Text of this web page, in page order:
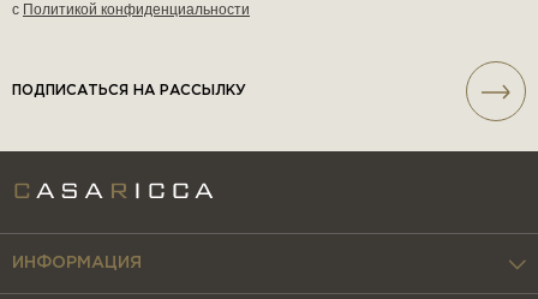
с Политикой конфиденциальности
ПОДПИСАТЬСЯ НА РАССЫЛКУ
ИНФОРМАЦИЯ